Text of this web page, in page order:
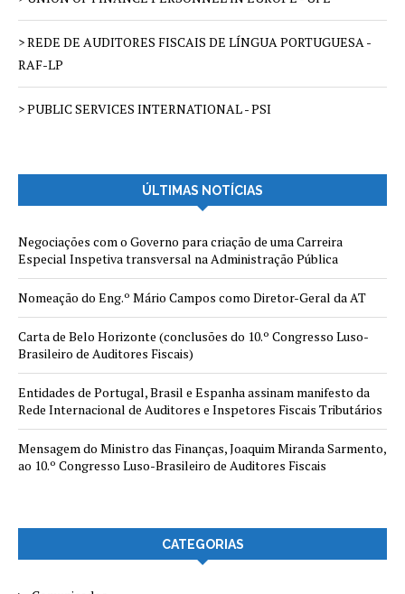
> REDE DE AUDITORES FISCAIS DE LÍNGUA PORTUGUESA -
RAF-LP
> PUBLIC SERVICES INTERNATIONAL - PSI
ÚLTIMAS NOTÍCIAS
Negociações com o Governo para criação de uma Carreira
Especial Inspetiva transversal na Administração Pública
Nomeação do Eng.º Mário Campos como Diretor-Geral da AT
Carta de Belo Horizonte (conclusões do 10.º Congresso Luso-
Brasileiro de Auditores Fiscais)
Entidades de Portugal, Brasil e Espanha assinam manifesto da
Rede Internacional de Auditores e Inspetores Fiscais Tributários
Mensagem do Ministro das Finanças, Joaquim Miranda Sarmento,
ao 10.º Congresso Luso-Brasileiro de Auditores Fiscais
CATEGORIAS